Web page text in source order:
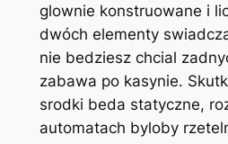
glownie konstruowane i
dwóch elementy
nie bedziesz chcial
zabawa po kasynie.
srodki beda statyczne,
automatach byloby